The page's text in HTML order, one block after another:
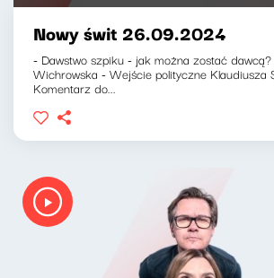
Nowy świt 26.09.2024
- Dawstwo szpiku - jak można zostać
Wichrowska - Wejście polityczne Klaudiusza
Komentarz do...